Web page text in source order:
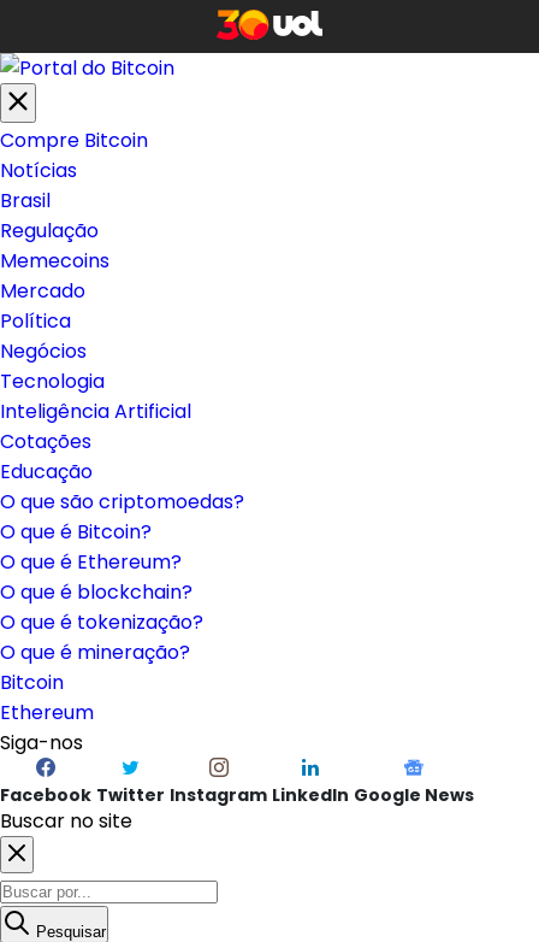
Compre Bitcoin
Notícias
Brasil
Regulação
Memecoins
Mercado
Política
Negócios
Tecnologia
Inteligência Artificial
Cotações
Educação
O que são criptomoedas?
O que é Bitcoin?
O que é Ethereum?
O que é blockchain?
O que é tokenização?
O que é mineração?
Bitcoin
Ethereum
Siga-nos
Facebook Twitter Instagram LinkedIn Google News
Buscar no site
Pesquisar